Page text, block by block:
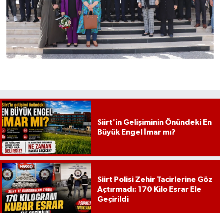
Siirt'in Gelişiminin Önündeki En
Büyük Engel İmar mı?
Siirt Polisi Zehir Tacirlerine Göz
Açtırmadı: 170 Kilo Esrar Ele
Geçirildi